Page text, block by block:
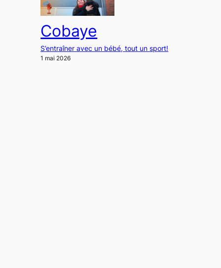
Cobaye
S’entraîner avec un bébé, tout un sport!
1 mai 2026